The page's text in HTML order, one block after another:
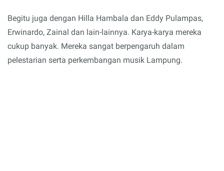
Begitu juga dengan Hilla Hambala dan Eddy Pulampas,
Erwinardo, Zainal dan lain-lainnya. Karya-karya mereka
cukup banyak. Mereka sangat berpengaruh dalam
pelestarian serta perkembangan musik Lampung.